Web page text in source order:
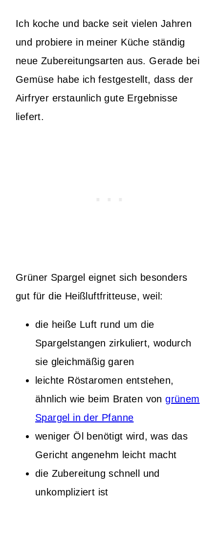
Ich koche und backe seit vielen Jahren
und probiere in meiner Küche ständig
neue Zubereitungsarten aus. Gerade bei
Gemüse habe ich festgestellt, dass der
Airfryer erstaunlich gute Ergebnisse
liefert.
Grüner Spargel eignet sich besonders
gut für die Heißluftfritteuse, weil:
die heiße Luft rund um die
Spargelstangen zirkuliert, wodurch
sie gleichmäßig garen
leichte Röstaromen entstehen,
ähnlich wie beim Braten vongrünem
Spargel in der Pfanne
weniger Öl benötigt wird, was das
Gericht angenehm leicht macht
die Zubereitung schnell und
unkompliziert ist